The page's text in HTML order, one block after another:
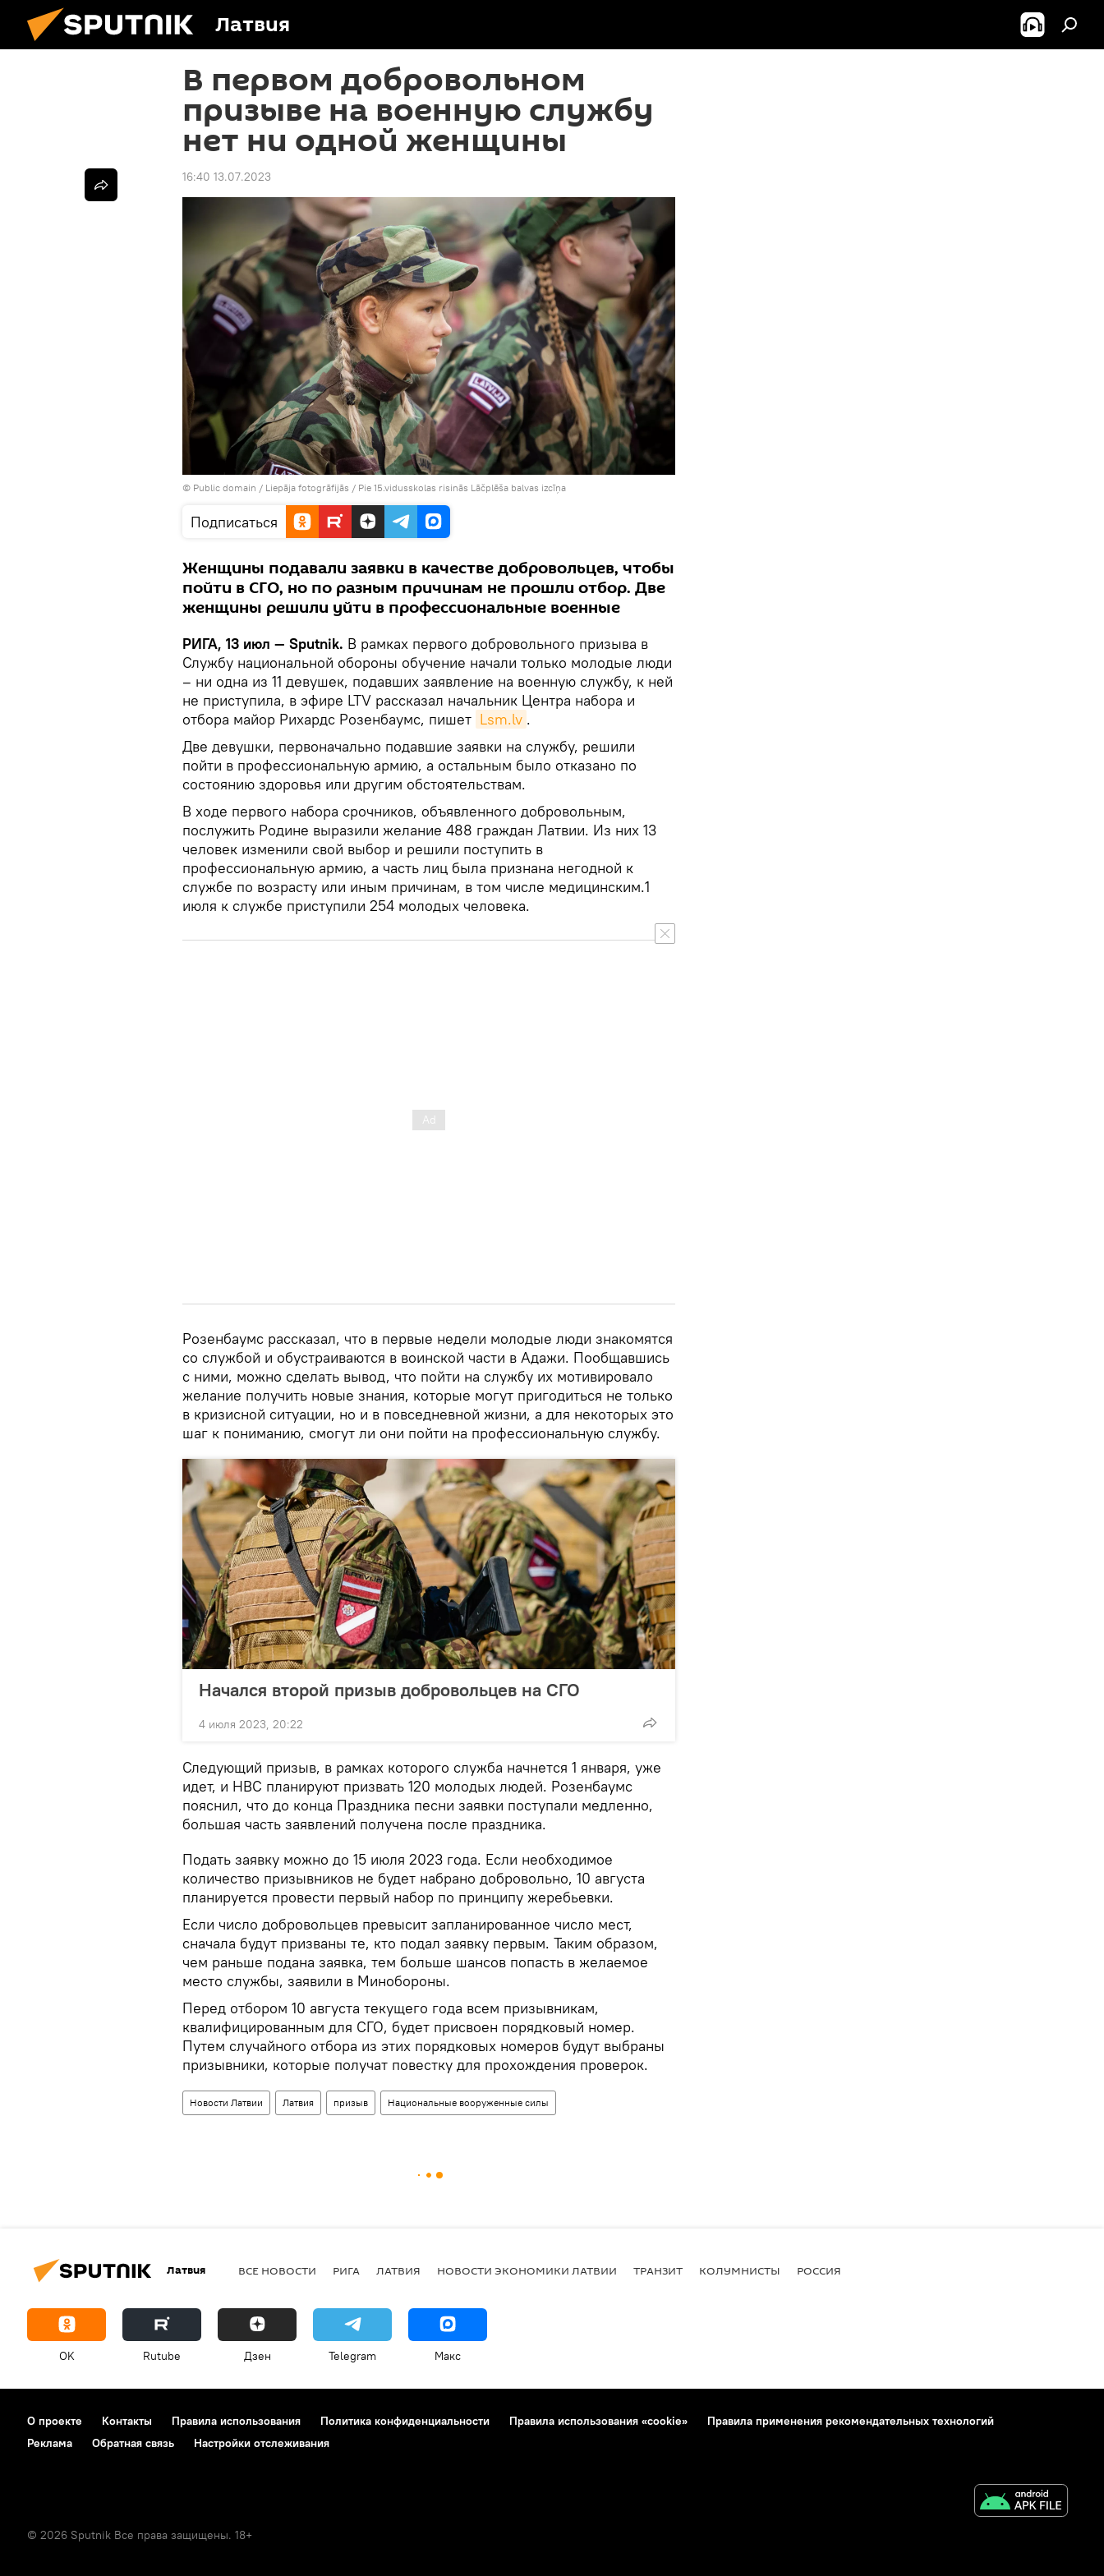
Латвия
В первом добровольном
призыве на военную службу
нет ни одной женщины
16:40 13.07.2023
© Public domain / Liepāja fotogrāfijās / Pie 15.vidusskolas risinās Lāčplēša balvas izcīņa
Подписаться
Женщины подавали заявки в качестве добровольцев, чтобы
пойти в СГО, но по разным причинам не прошли отбор. Две
женщины решили уйти в профессиональные военные
РИГА, 13 июл — Sputnik. В рамках первого добровольного призыва в
Службу национальной обороны обучение начали только молодые люди
– ни одна из 11 девушек, подавших заявление на военную службу, к ней
не приступила, в эфире LTV рассказал начальник Центра набора и
отбора майор Рихардс Розенбаумс, пишет Lsm.lv .
Две девушки, первоначально подавшие заявки на службу, решили
пойти в профессиональную армию, а остальным было отказано по
состоянию здоровья или другим обстоятельствам.
В ходе первого набора срочников, объявленного добровольным,
послужить Родине выразили желание 488 граждан Латвии. Из них 13
человек изменили свой выбор и решили поступить в
профессиональную армию, а часть лиц была признана негодной к
службе по возрасту или иным причинам, в том числе медицинским.1
июля к службе приступили 254 молодых человека.
Розенбаумс рассказал, что в первые недели молодые люди знакомятся
со службой и обустраиваются в воинской части в Адажи. Пообщавшись
с ними, можно сделать вывод, что пойти на службу их мотивировало
желание получить новые знания, которые могут пригодиться не только
в кризисной ситуации, но и в повседневной жизни, а для некоторых это
шаг к пониманию, смогут ли они пойти на профессиональную службу.
Начался второй призыв добровольцев на СГО
4 июля 2023, 20:22
Следующий призыв, в рамках которого служба начнется 1 января, уже
идет, и НВС планируют призвать 120 молодых людей. Розенбаумс
пояснил, что до конца Праздника песни заявки поступали медленно,
большая часть заявлений получена после праздника.
Подать заявку можно до 15 июля 2023 года. Если необходимое
количество призывников не будет набрано добровольно, 10 августа
планируется провести первый набор по принципу жеребьевки.
Если число добровольцев превысит запланированное число мест,
сначала будут призваны те, кто подал заявку первым. Таким образом,
чем раньше подана заявка, тем больше шансов попасть в желаемое
место службы, заявили в Минобороны.
Перед отбором 10 августа текущего года всем призывникам,
квалифицированным для СГО, будет присвоен порядковый номер.
Путем случайного отбора из этих порядковых номеров будут выбраны
призывники, которые получат повестку для прохождения проверок.
Новости Латвии Латвия призыв Национальные вооруженные силы
Латвия ВСЕ НОВОСТИ РИГА ЛАТВИЯ НОВОСТИ ЭКОНОМИКИ ЛАТВИИ ТРАНЗИТ КОЛУМНИСТЫ РОССИЯ
OK Rutube Дзен Telegram Макс
О проекте Контакты Правила использования Политика конфиденциальности Правила использования «cookie»
Правила применения рекомендательных технологий
Реклама
Обратная связь Настройки отслеживания
© 2026 Sputnik Все права защищены. 18+